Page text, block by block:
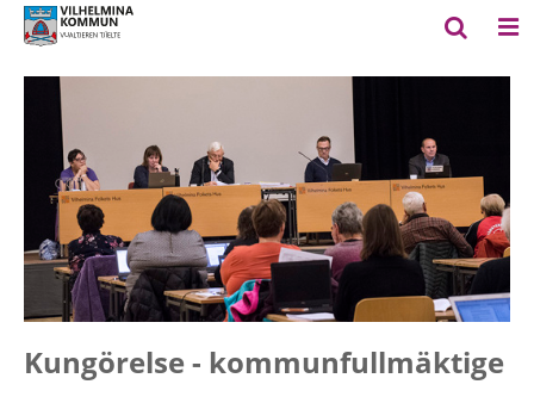
Kungörelse - kommunfullmäktige